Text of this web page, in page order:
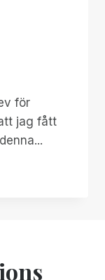
för
jag fått